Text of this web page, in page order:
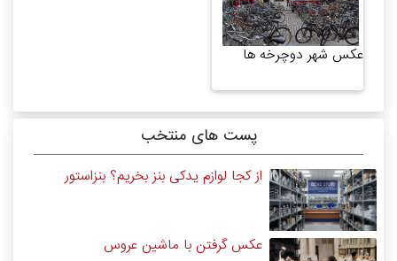
عکس شهر دوچرخه ها
پست های منتخب
از کجا لوازم یدکی بنز بخریم؟ بنزاستور
عکس گرفتن با ماشین عروس